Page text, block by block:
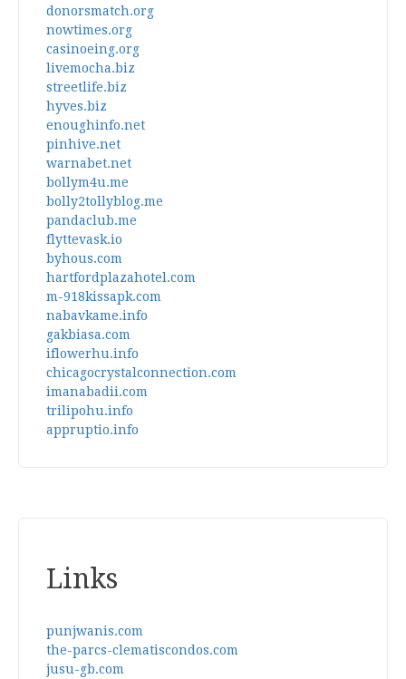
donorsmatch.org
nowtimes.org
casinoeing.org
livemocha.biz
streetlife.biz
hyves.biz
enoughinfo.net
pinhive.net
warnabet.net
bollym4u.me
bolly2tollyblog.me
pandaclub.me
flyttevask.io
byhous.com
hartfordplazahotel.com
m-918kissapk.com
nabavkame.info
gakbiasa.com
iflowerhu.info
chicagocrystalconnection.com
imanabadii.com
trilipohu.info
appruptio.info
Links
punjwanis.com
the-parcs-clematiscondos.com
jusu-gb.com